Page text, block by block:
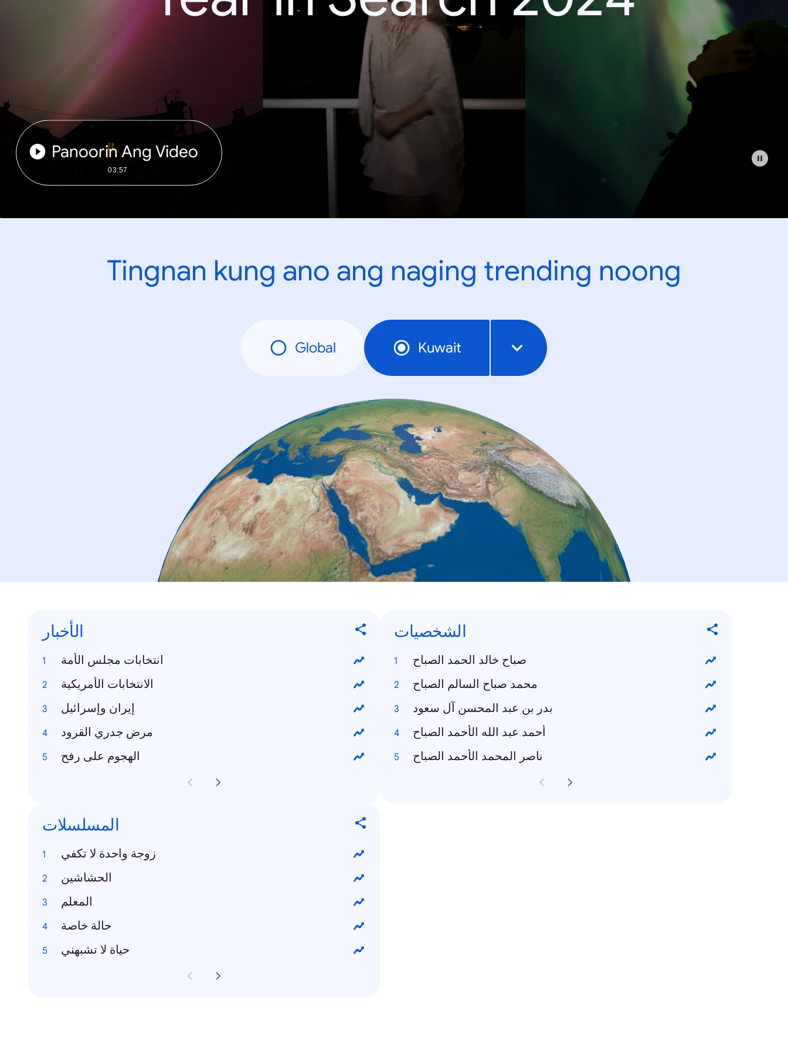
Panoorin Ang Video
03:57
Tingnan kung ano ang naging trending noong
Global Kuwait
الأخبار
انتخابات مجلس الأمة
الانتخابات الأمريكية
إيران وإسرائيل
مرض جدري القرود
الهجوم على رفح
الشخصيات
صباح خالد الحمد الصباح
محمد صباح السالم الصباح
بدر بن عبد المحسن آل سعود
أحمد عبد الله الأحمد الصباح
ناصر المحمد الأحمد الصباح
المسلسلات
زوجة واحدة لا تكفي
الحشاشين
المعلم
حالة خاصة
حياة لا تشبهني